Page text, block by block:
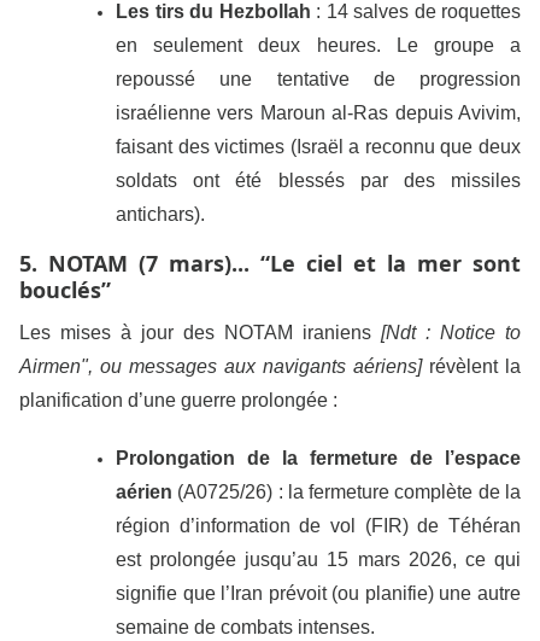
Les tirs du Hezbollah : 14 salves de roquettes
en seulement deux heures. Le groupe a
repoussé une tentative de progression
israélienne vers Maroun al-Ras depuis Avivim,
faisant des victimes (Israël a reconnu que deux
soldats ont été blessés par des missiles
antichars).
5. NOTAM (7 mars)... “Le ciel et la mer sont
bouclés”
Les mises à jour des NOTAM iraniens [Ndt : Notice to
Airmen", ou messages aux navigants aériens] révèlent la
planification d’une guerre prolongée :
Prolongation de la fermeture de l’espace
aérien (A0725/26) : la fermeture complète de la
région d’information de vol (FIR) de Téhéran
est prolongée jusqu’au 15 mars 2026, ce qui
signifie que l’Iran prévoit (ou planifie) une autre
semaine de combats intenses.